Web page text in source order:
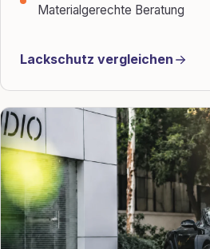
Materialgerechte Beratung
Lackschutz vergleichen